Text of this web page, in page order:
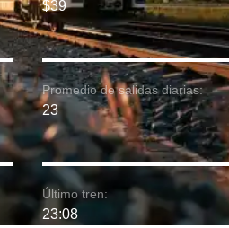
$39
Promedio de salidas diarias:
23
Último tren:
23:08